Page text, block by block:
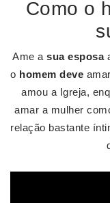
Como o
Ame asua esposa
o homem deve
amou a Igreja,
amar a mulher
relação bastante